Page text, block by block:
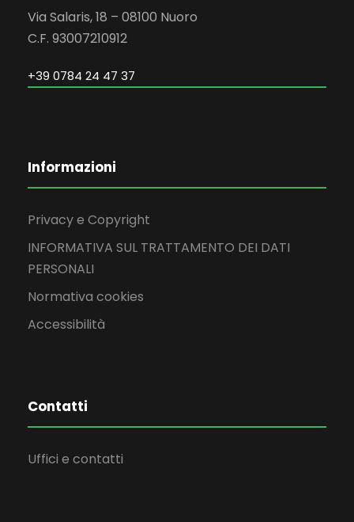
Via Salaris, 18 – 08100 Nuoro
C.F. 93007210912
+39 0784 24 47 37
Informazioni
Privacy e Copyright
INFORMATIVA SUL TRATTAMENTO DEI DATI
PERSONALI
Normativa cookies
Accessibilità
Contatti
Uffici e contatti